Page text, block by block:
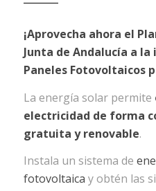
¡Aprovecha ahora el
Junta de Andalucía a
Paneles Fotovoltaicos
La energía solar permite
electricidad de forma
gratuita y renovable.
Instala un sistema de
fotovoltaica y obtén las